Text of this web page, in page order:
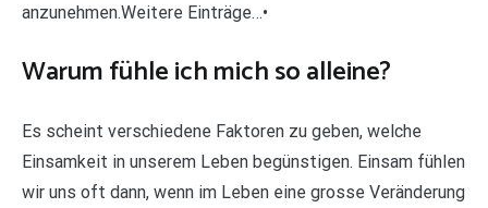
anzunehmen.Weitere Einträge…•
Warum fühle ich mich so alleine?
Es scheint verschiedene Faktoren zu geben, welche
Einsamkeit in unserem Leben begünstigen. Einsam fühlen
wir uns oft dann, wenn im Leben eine grosse Veränderung